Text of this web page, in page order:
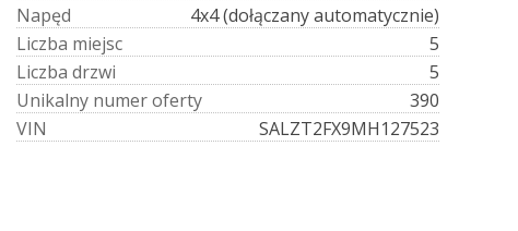
Napęd
4x4 (dołączany automatycznie)
Liczba miejsc
5
Liczba drzwi
5
Unikalny numeroferty
390
VIN SALZT2FX9MH127523